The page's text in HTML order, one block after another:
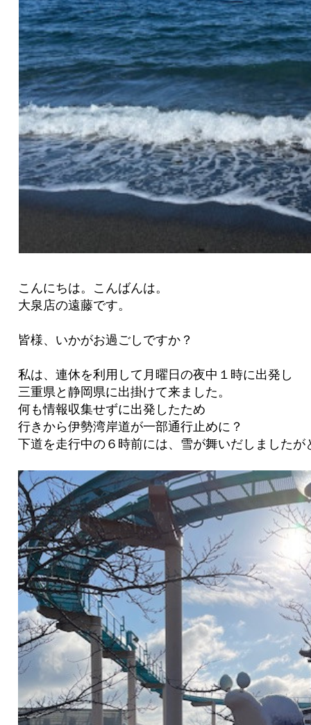
こんにちは。こんばんは。
大泉店の遠藤です。
皆様、いかがお過ごしですか？
私は、連休を利用して月曜日の夜中１時に出発し
三重県と静岡県に出掛けて来ました。
何も情報収集せずに出発したため
行きから伊勢湾岸道が一部通行止めに？
下道を走行中の６時前には、雪が舞いだしましたが